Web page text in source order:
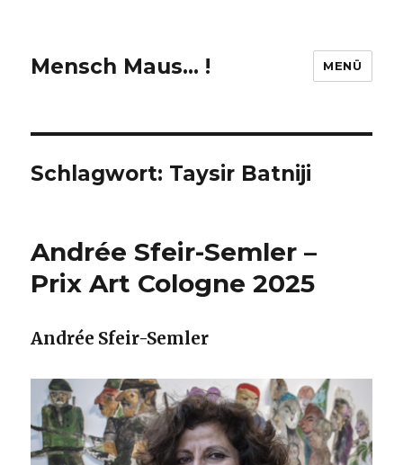
Mensch Maus… ! MENÜ
Schlagwort: Taysir Batniji
Andrée Sfeir-Semler –
Prix Art Cologne 2025
Andrée Sfeir-Semler